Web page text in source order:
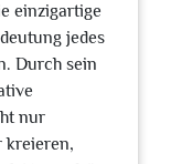
einzigartige
jedes
Durch sein
nur
kreieren,